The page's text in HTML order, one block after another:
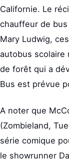
Californie. Le
chauffeur de bus
Mary Ludwig,
autobus scolaire
de forêt qui a
Bus est prévue
A noter que
(Zombieland,
série comique
le showrunner